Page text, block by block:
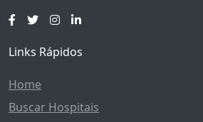
Links Rápidos
Home
Buscar Hospitais